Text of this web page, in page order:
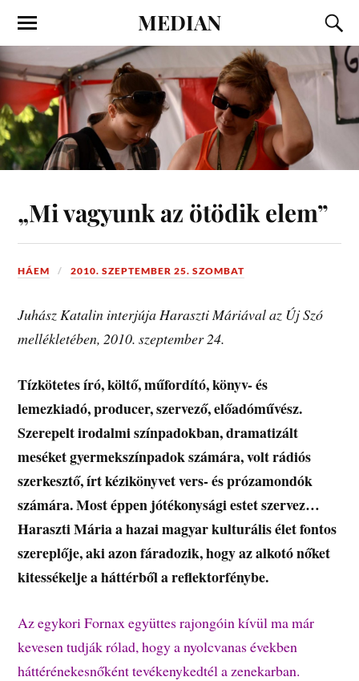
MEDIAN
„Mi vagyunk az ötödik elem”
HÁEM 2010. SZEPTEMBER 25. SZOMBAT
Juhász Katalin interjúja Haraszti Máriával az Új Szó
mellékletében, 2010. szeptember 24.
Tízkötetes író, költő, műfordító, könyv- és
lemezkiadó, producer, szervező, előadóművész.
Szerepelt irodalmi színpadokban, dramatizált
meséket gyermekszínpadok számára, volt rádiós
szerkesztő, írt kézikönyvet vers- és prózamondók
számára. Most éppen jótékonysági estet szervez…
Haraszti Mária a hazai magyar kulturális élet fontos
szereplője, aki azon fáradozik, hogy az alkotó nőket
kitessékelje a háttérből a reflektorfénybe.
Az egykori Fornax együttes rajongóin kívül ma már
kevesen tudják rólad, hogy a nyolcvanas években
háttérénekesnőként tevékenykedtél a zenekarban.